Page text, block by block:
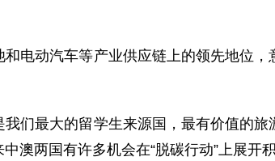
电动汽车等产业供应链上的领先地位
们最大的留学生来源国，最有价值的
澳两国有许多机会在“脱碳行动”上展开积